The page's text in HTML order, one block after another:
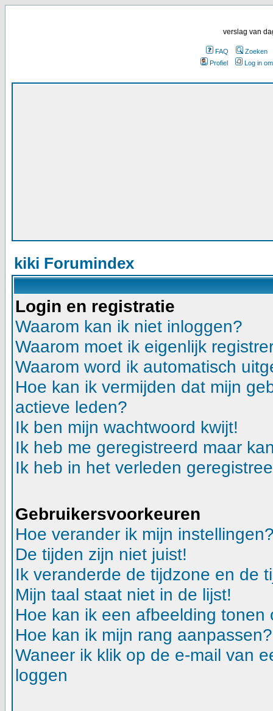
verslag van
FAQ
Zoeken
Profiel
Log in
kiki Forumindex
Login en registratie
Waarom kan ik niet inloggen?
Waarom moet ik eigenlijk
Waarom word ik automatisch
Hoe kan ik vermijden dat mijn
actieve leden?
Ik ben mijn wachtwoord kwijt!
Ik heb me geregistreerd maar
Ik heb in het verleden
Gebruikersvoorkeuren
Hoe verander ik mijn
De tijden zijn niet juist!
Ik veranderde de tijdzone en de
Mijn taal staat niet in de lijst!
Hoe kan ik een afbeelding
Hoe kan ik mijn rang aanpassen?
Waneer ik klik op de e-mail van
loggen